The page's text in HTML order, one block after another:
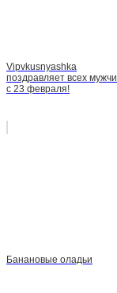
Vipvkusnyashka
поздравляет всех
с 23 февраля!
Банановые оладьи